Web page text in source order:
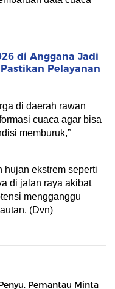
di Anggana Jadi
Pelayanan
di daerah rawan
cuaca agar bisa
memburuk,”
hujan ekstrem seperti
di jalan raya akibat
mengganggu
(Dvn)
Pemantau Minta